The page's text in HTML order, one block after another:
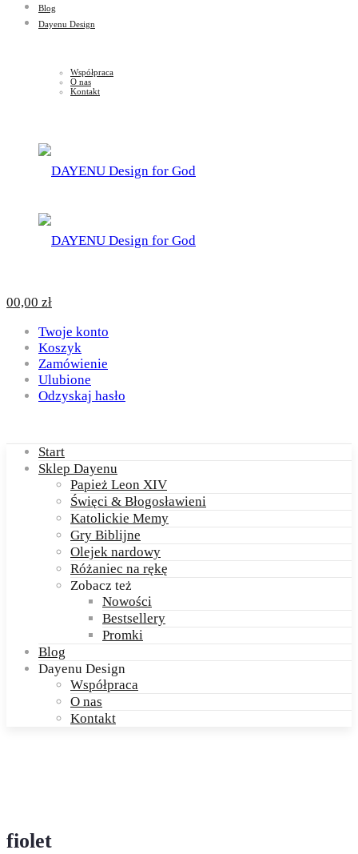
Blog
Dayenu Design
Współpraca
O nas
Kontakt
00,00 zł
Twoje konto
Koszyk
Zamówienie
Ulubione
Odzyskaj hasło
Start
Sklep Dayenu
Papież Leon XIV
Święci & Błogosławieni
Katolickie Memy
Gry Biblijne
Olejek nardowy
Różaniec na rękę
Zobacz też
Nowości
Bestsellery
Promki
Blog
Dayenu Design
Współpraca
O nas
Kontakt
fiolet